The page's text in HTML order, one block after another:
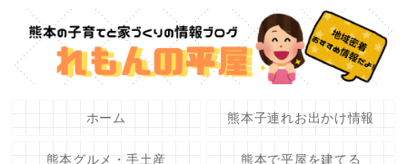
ホーム 熊本子連れお出かけ情報
熊本グルメ・手土産 熊本で平屋を建てる